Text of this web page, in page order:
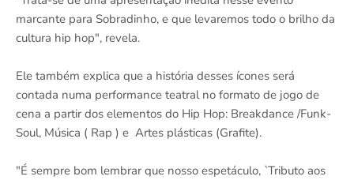
marcante para Sobradinho, e que levaremos todo o brilho da
cultura hip hop", revela.
Ele também explica que a história desses ícones será
contada numa performance teatral no formato de jogo de
cena a partir dos elementos do Hip Hop: Breakdance /Funk-
Soul, Música ( Rap ) e Artes plásticas (Grafite).
"É sempre bom lembrar que nosso espetáculo, `Tributo aos